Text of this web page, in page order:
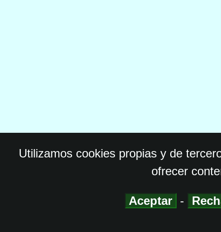
Utilizamos cookies propias y de
ofrecer
Aceptar -